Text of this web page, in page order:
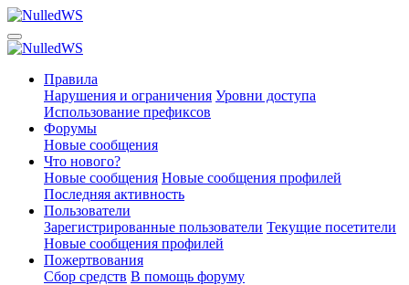
Правила
Нарушения и ограничения Уровни доступа
Использование префиксов
Форумы
Новые сообщения
Что нового?
Новые сообщения Новые сообщения профилей
Последняя активность
Пользователи
Зарегистрированные пользователи Текущие посетители
Новые сообщения профилей
Пожертвования
Сбор средств В помощь форуму